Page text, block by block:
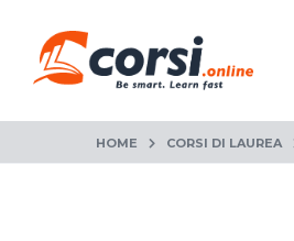
HOME CORSI DI LAUREA